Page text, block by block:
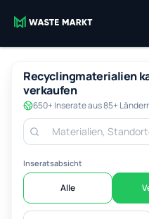
Recyclingmaterialien
verkaufen
650+ Inserate aus 85+
Inseratsabsicht
Alle